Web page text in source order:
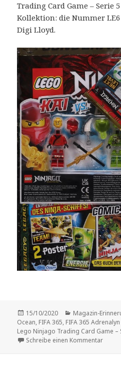
Trading Card Game – Serie
Kollektion: die Nummer
Digi Lloyd.
Veröffentlicht
am
15/10/2020 Kategorien
Magazin-
Ocean, FIFA 365, FIFA 365 Adrenalyn
Lego Ninjago Trading Card Game –
Schreibe einen Kommentarzu